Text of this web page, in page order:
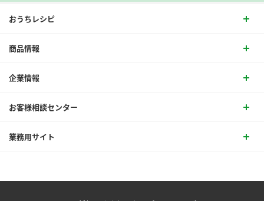
おうちレシピ
商品情報
企業情報
お客様相談センター
業務用サイト